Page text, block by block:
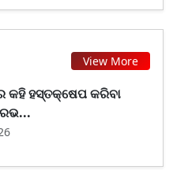
View More
କହି ହସ୍ତକ୍ଷେପ କରିବା